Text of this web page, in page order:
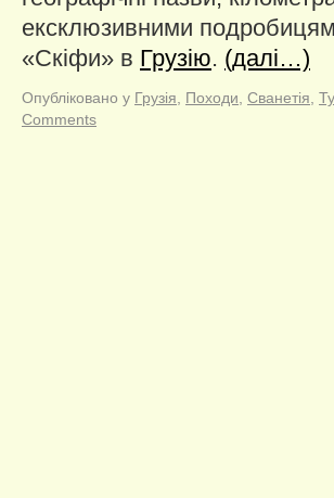
ексклюзивними
«Скіфи» в Грузію. (далі…)
Опубліковано у Грузія Походи Сванетія
Comments